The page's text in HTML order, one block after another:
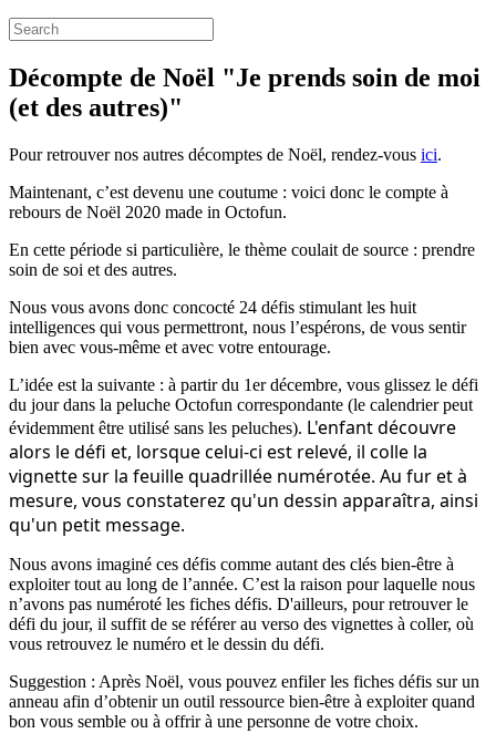
Décompte de Noël "Je prends soin de moi
(et des autres)"
Pour retrouver nos autres décomptes de Noël, rendez-vous ici.
Maintenant, c’est devenu une coutume : voici donc le compte à
rebours de Noël 2020 made in Octofun.
En cette période si particulière, le thème coulait de source : prendre
soin de soi et des autres.
Nous vous avons donc concocté 24 défis stimulant les huit
intelligences qui vous permettront, nous l’espérons, de vous sentir
bien avec vous-même et avec votre entourage.
L’idée est la suivante : à partir du 1er décembre, vous glissez le défi
du jour dans la peluche Octofun correspondante (le calendrier peut
évidemment être utilisé sans les peluches). L'enfant découvre
alors le défi et, lorsque celui-ci est relevé, il colle la
vignette sur la feuille quadrillée numérotée. Au fur et à
mesure, vous constaterez qu'un dessin apparaîtra, ainsi
qu'un petit message.
Nous avons imaginé ces défis comme autant des clés bien-être à
exploiter tout au long de l’année. C’est la raison pour laquelle nous
n’avons pas numéroté les fiches défis. D'ailleurs, pour retrouver le
défi du jour, il suffit de se référer au verso des vignettes à coller, où
vous retrouvez le numéro et le dessin du défi.
Suggestion : Après Noël, vous pouvez enfiler les fiches défis sur un
anneau afin d’obtenir un outil ressource bien-être à exploiter quand
bon vous semble ou à offrir à une personne de votre choix.